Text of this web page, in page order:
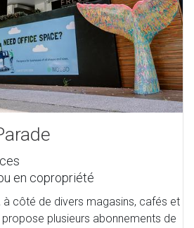
en copropriété
à côté de divers magasins, cafés et
plusieurs abonnements de